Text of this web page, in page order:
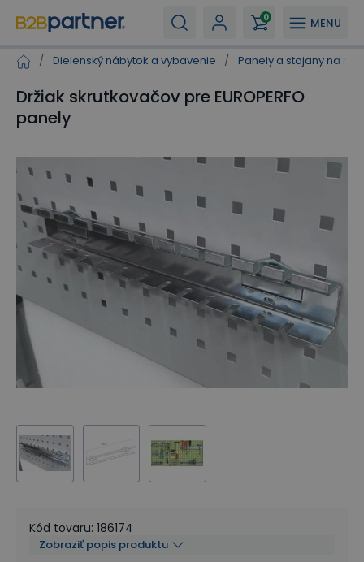
MENU
0
/ Dielenský nábytok a vybavenie / Panely a stojany na
Držiak skrutkovačov pre EUROPERFO
panely
Kód tovaru: 186174
Zobraziť popis produktu